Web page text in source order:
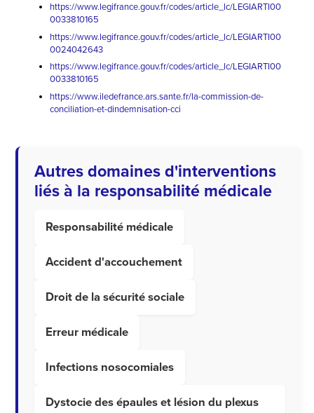
https://www.legifrance.gouv.fr/codes/article_lc/LEGIARTI00
0033810165
https://www.legifrance.gouv.fr/codes/article_lc/LEGIARTI00
0024042643
https://www.legifrance.gouv.fr/codes/article_lc/LEGIARTI00
0033810165
https://www.iledefrance.ars.sante.fr/la-commission-de-
conciliation-et-dindemnisation-cci
Autres domaines d'interventions
liés à la responsabilité médicale
Responsabilité médicale
Accident d'accouchement
Droit de la sécurité sociale
Erreur médicale
Infections nosocomiales
Dystocie des épaules et lésion du plexus